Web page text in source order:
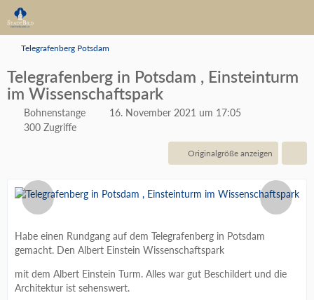
Telegrafenberg Potsdam
Telegrafenberg in Potsdam , Einsteinturm
im Wissenschaftspark
Bohnenstange
16. November 2021 um 17:05
300 Zugriffe
Originalgröße anzeigen
Habe einen Rundgang auf dem Telegrafenberg in Potsdam
gemacht. Den Albert Einstein Wissenschaftspark
mit dem Albert Einstein Turm. Alles war gut Beschildert und die
Architektur ist sehenswert.